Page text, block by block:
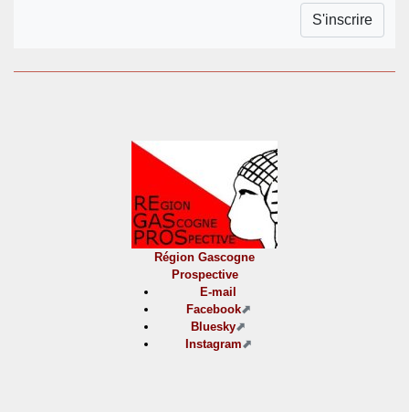
Région Gascogne
Prospective
E-mail
Facebook
Bluesky
Instagram